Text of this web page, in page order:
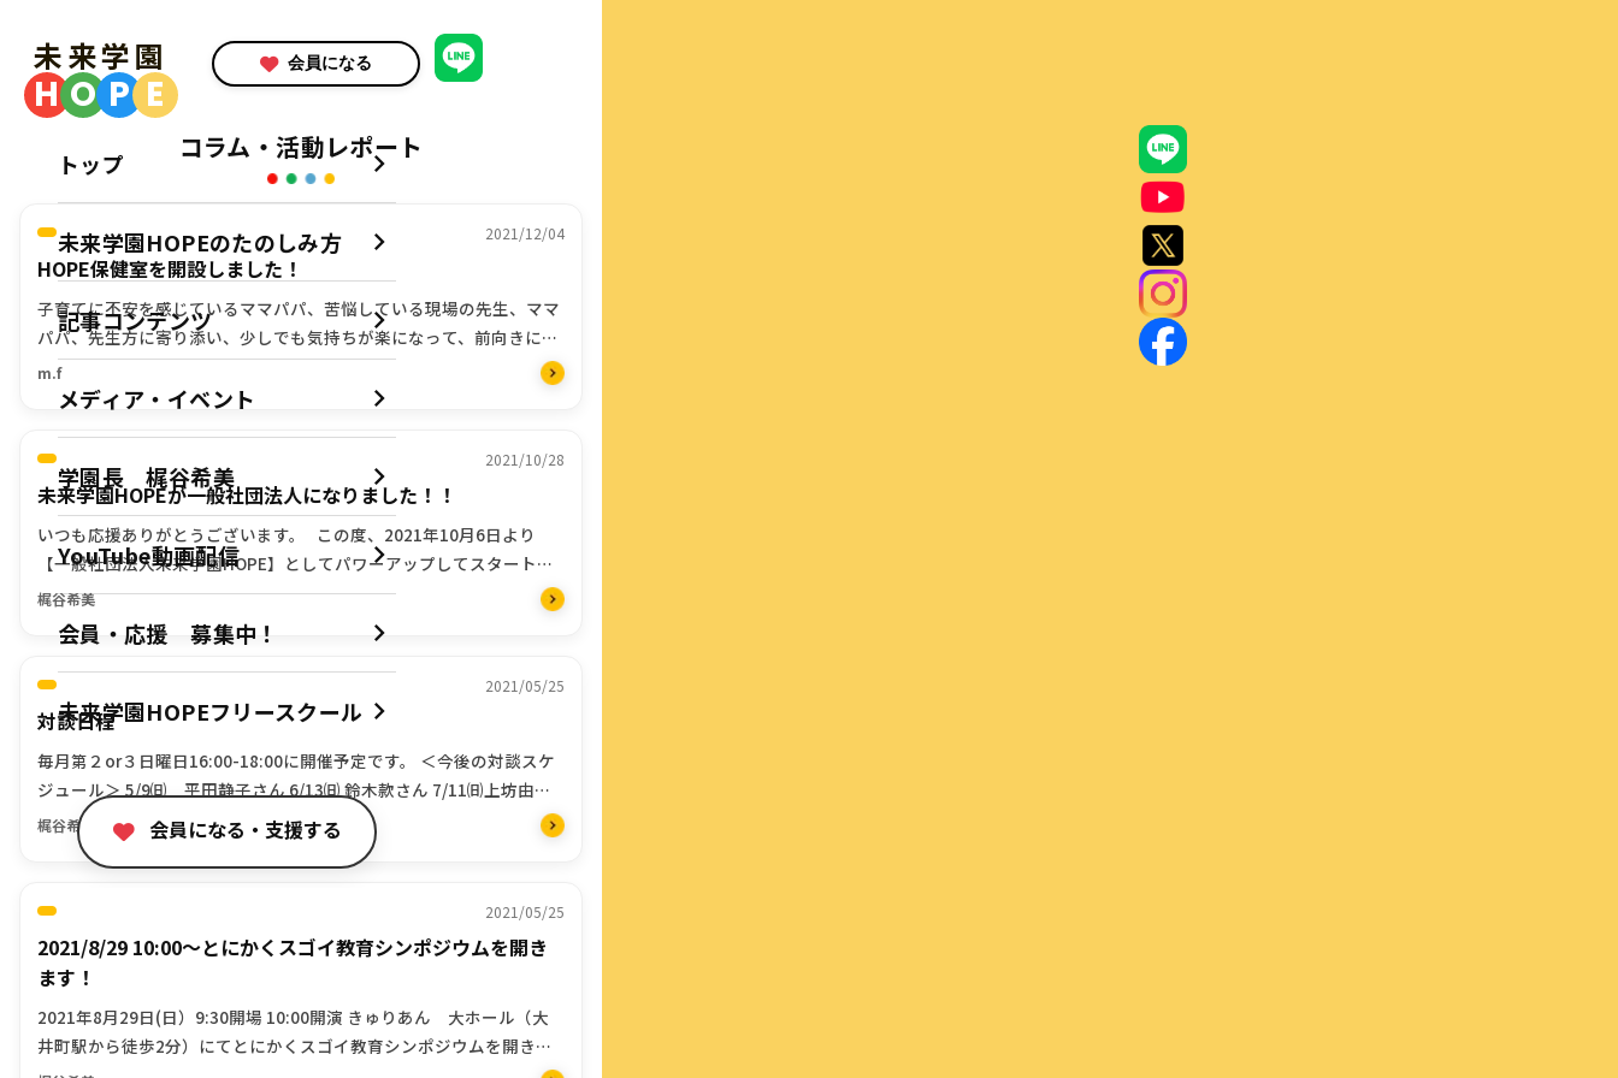
トップ
未来学園HOPEのたのしみ方
記事コンテンツ
メディア・イベント
学園長 梶谷希美
YouTube動画配信
会員・応援 募集中！
未来学園HOPEフリースクール
会員になる・支援する
未来学園
H O P E
会員になる
コラム・活動レポート
2021/12/04
HOPE保健室を開設しました！
子育てに不安を感じているママパパ、苦悩している現場の先生、ママ
パパ、先生方に寄り添い、少しでも気持ちが楽になって、前向きにな
れるようサポートするため、HOPE保健室を開設いたしました。 今の
学校や、こどものことについて、 […]
m.f
2021/10/28
未来学園HOPEが一般社団法人になりました！！
いつも応援ありがとうございます。 この度、2021年10月6日より
【一般社団法人未来学園HOPE】としてパワーアップしてスタートで
す！！ ますます躍進してまいります。 今後とも応援よろしくお願
梶谷希美
2021/05/25
対談日程
毎月第２or３日曜日16:00-18:00に開催予定です。 ＜今後の対談スケ
ジュール＞ 5/9㈰ 平田静子さん 6/13㈰ 鈴木款さん 7/11㈰上坊由美
子さん 8/8㈰ 高橋恵さん
梶谷希美
2021/05/25
2021/8/29 10:00～とにかくスゴイ教育シンポジウムを開き
ます！
2021年8月29日(日）9:30開場 10:00開演 きゅりあん 大ホール（大
井町駅から徒歩2分）にてとにかくスゴイ教育シンポジウムを開きま